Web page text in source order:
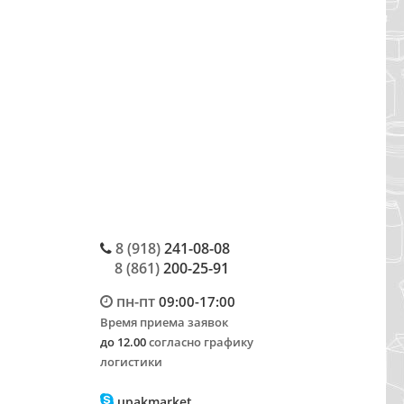
8 (918)241-08-08
8 (861)200-25-91
пн-пт09:00-17:00
Время приема заявок
до 12.00согласно графику
логистики